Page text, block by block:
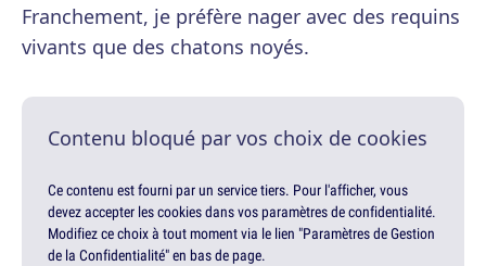
Franchement, je préfère nager avec des requins
vivants que des chatons noyés.
Contenu bloqué par vos choix de cookies
Ce contenu est fourni par un service tiers. Pour l'afficher, vous
devez accepter les cookies dans vos paramètres de confidentialité.
Modifiez ce choix à tout moment via le lien "Paramètres de Gestion
de la Confidentialité" en bas de page.